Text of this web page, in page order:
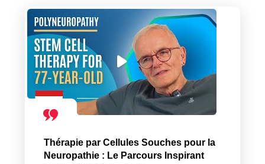
Thérapie par Cellules Souches pour la
Neuropathie : Le Parcours Inspirant